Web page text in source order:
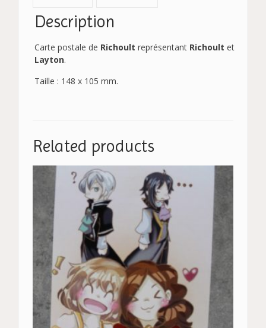
Description
Carte postale de Richoult représentant Richoult et
Layton.
Taille : 148 x 105 mm.
Related products